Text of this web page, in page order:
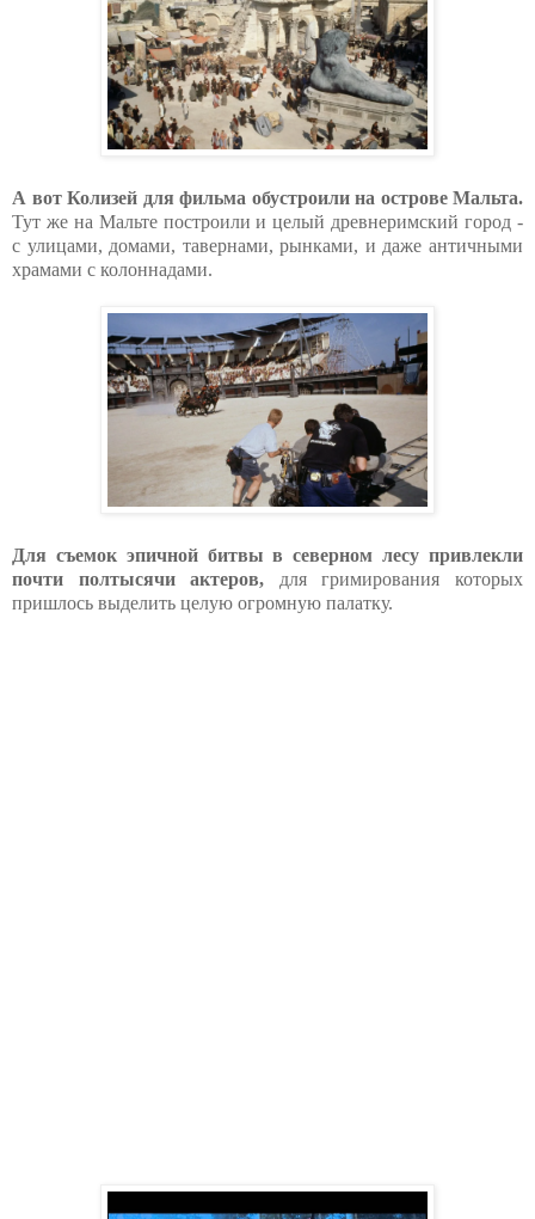
А вот Колизей для фильма обустроили на острове Мальта.
Тут же на Мальте построили и целый древнеримский город -
с улицами, домами, тавернами, рынками, и даже античными
храмами с колоннадами.
Для съемок эпичной битвы в северном лесу привлекли
почти полтысячи актеров, для гримирования которых
пришлось выделить целую огромную палатку.